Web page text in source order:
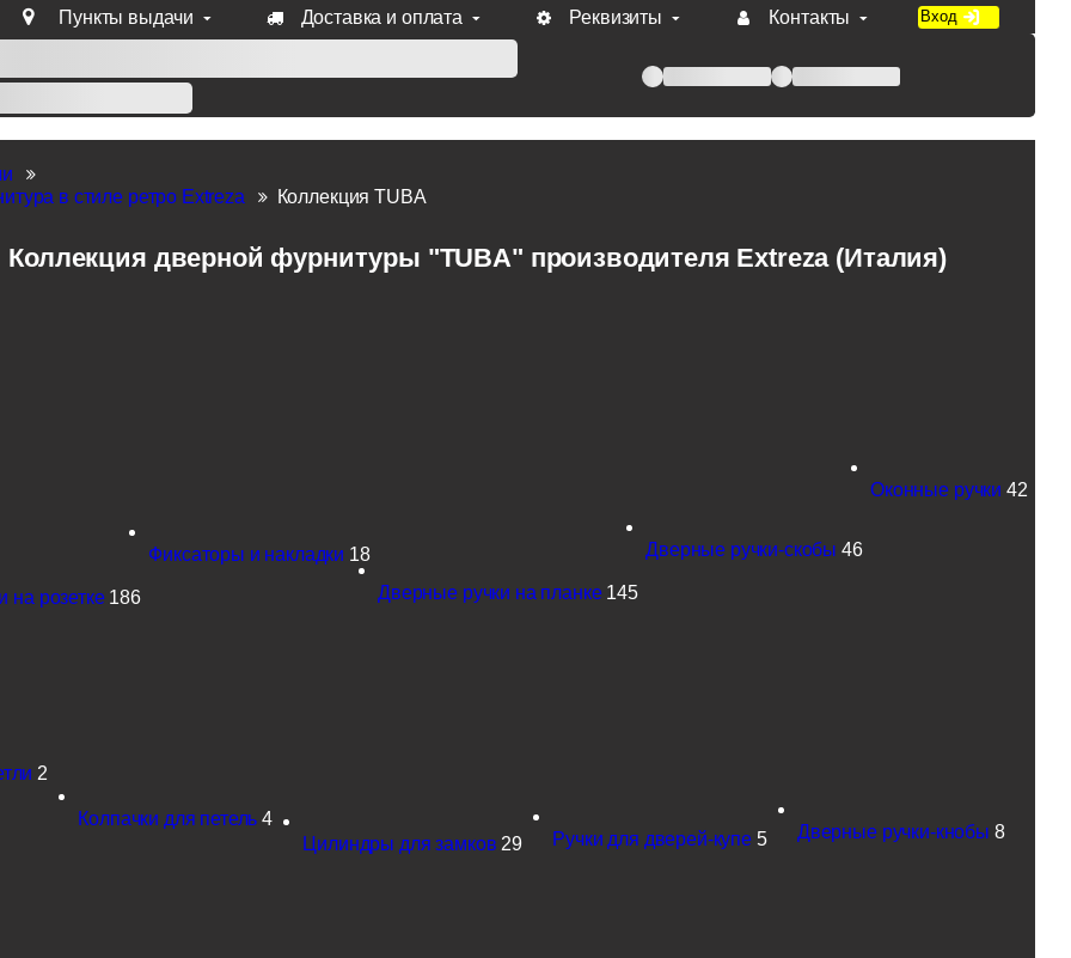
Пункты выдачи Доставка и оплата Реквизиты Контакты Вход
в стиле ретро Extreza
Коллекция TUBA
Коллекция дверной фурнитуры "TUBA" производителя Extreza (Италия)
на розетке 186
Фиксаторы и накладки 18
Дверные ручки на планке 145
Дверные ручки-скобы 46
Оконные ручки 42
2
Колпачки для петель 4
Цилиндры для замков 29 Ручки для дверей-купе 5 Дверные ручки-кнобы 8